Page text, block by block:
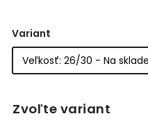
Variant
Zvoľte variant